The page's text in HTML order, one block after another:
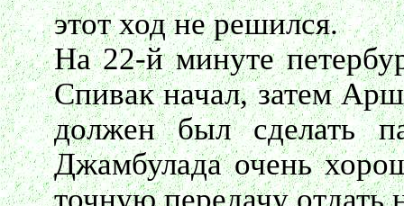
этот ход не решился.
На 22-й минуте
Спивак начал, затем
должен был сделать
Джамбулада очень
точную передачу отдать